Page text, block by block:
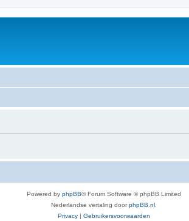
Powered by phpBB® Forum Software © phpBB Limited
Nederlandse vertaling doorphpBB.nl
Privacy | Gebruikersvoorwaarden